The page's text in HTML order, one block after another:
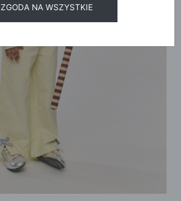
ZGODA NA WSZYSTKIE